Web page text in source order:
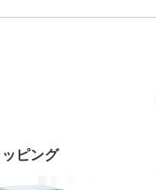
ピング